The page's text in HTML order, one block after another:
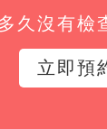
細菌則是侵犯
久沒有檢
立即預